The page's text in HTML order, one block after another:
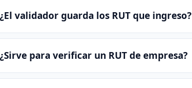
¿El validador guarda los RUT que ingreso?
¿Sirve para verificar un RUT de empresa?